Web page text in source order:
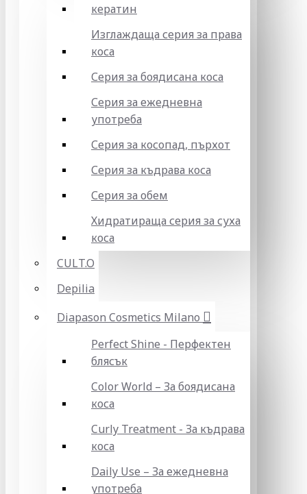
кератин
Изглаждаща серия за права
коса
Серия за боядисана коса
Серия за ежедневна
употреба
Серия за косопад, пърхот
Серия за къдрава коса
Серия за обем
Хидратираща серия за суха
коса
CULT.O
Depilia
Diapason Cosmetics Milano
Perfect Shine - Перфектен
блясък
Color World – За боядисана
коса
Curly Treatment - За къдрава
коса
Daily Use – За ежедневна
употреба